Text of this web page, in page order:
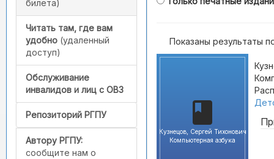
билета)
Читать там, где вам
удобно (удаленный
доступ)
Обслуживание
инвалидов и лиц с ОВЗ
Репозиторий РГПУ
Автору РГПУ:
сообщите нам о
Показаны результаты
Кузнецов, Сергей Тихонович
Компьютерная азбука